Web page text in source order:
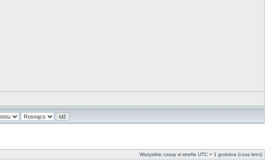
Wszystkie czasy w strefie UTC + 1 godzina (czas letni)